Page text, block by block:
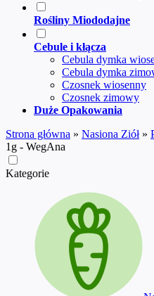
Rośliny Miododajne
Cebule i kłącza
Cebula dymka
Cebula dymka
Czosnek wiosenny
Czosnek zimowy
Duże Opakowania
Strona główna » Nasiona Ziół»
1g - WegAna
Kategorie